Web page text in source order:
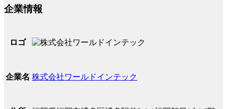
企業情報
ロゴ
企業名 株式会社ワールドインテック